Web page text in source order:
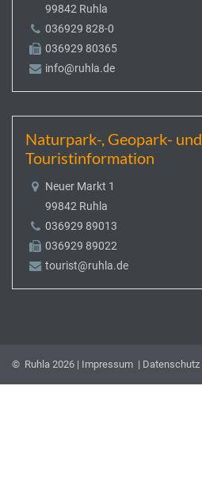
99842 Ruhla
036929 828-0
036929 80365
info@ruhla.de
Naturpark-, Geopark- und
Touristinformation
Neuer Markt 1
99842 Ruhla
036929 89013
036929 89022
tourist@ruhla.de
© Ruhla 2026 | Impressum | Datenschutz